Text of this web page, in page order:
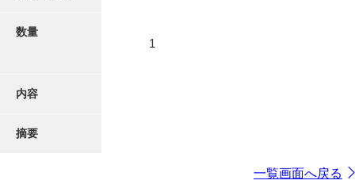
数量
1
内容
摘要
一覧画面へ戻る